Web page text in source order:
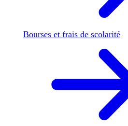
Bourses et frais de scolarité